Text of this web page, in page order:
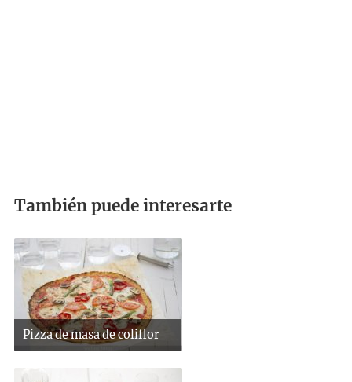
También puede interesarte
Pizza de masa de coliflor